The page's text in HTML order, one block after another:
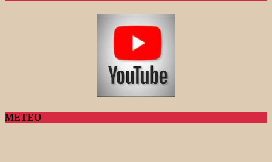
METEO